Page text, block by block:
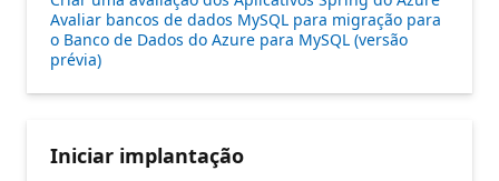
Avaliar bancos de dados MySQL para migração para
o Banco de Dados do Azure para MySQL (versão
prévia)
Iniciar implantação